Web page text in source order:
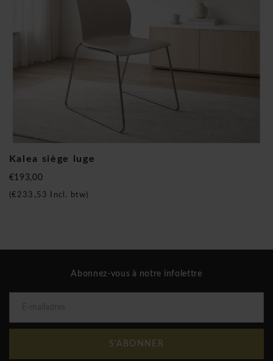
de l’activité de production. Toute proposition Kastel nait
d’une analyse approfondie en termes d’ergonomie, le rapport
entre l’espace et la forme, le choix des matériaux, le choix
des couleurs. Offrir une fonctionnalité maximale associée à
une image de grand prestige et de garantir une qualité qui
est constante dans l’exécution. Kastel, un point de référence
important, cela est devenu même une référence de
professionnalisme et de compétence. Son personnel,
régulièrement formé est en mesure de suivre ce marché en
Kastel Kalea siège luge bicolore
Kalea siège luge
€193,00
€233,53 Incl. btw)
Abonnez-vous à notre infolettre
S'ABONNER